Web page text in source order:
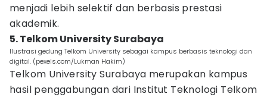
menjadi lebih selektif dan berbasis prestasi
akademik.
5. Telkom University Surabaya
Ilustrasi gedung Telkom University sebagai kampus berbasis teknologi dan
digital. (pexels.com/Lukman Hakim)
Telkom University Surabaya merupakan kampus
hasil penggabungan dari Institut Teknologi Telkom